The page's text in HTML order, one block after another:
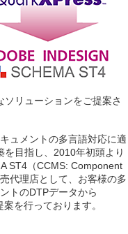
リューションをご提案さ
ュメントの多言語対応に適
を目指し、2010年初頭より
ST4（CCMS: Component
代理店として、お客様の多
トのDTPデータから
を行っております。